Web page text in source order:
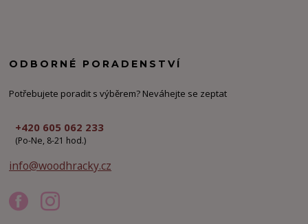
ODBORNÉ PORADENSTVÍ
Potřebujete poradit s výběrem? Neváhejte se zeptat
+420 605 062 233
(Po-Ne, 8-21 hod.)
info@woodhracky.cz